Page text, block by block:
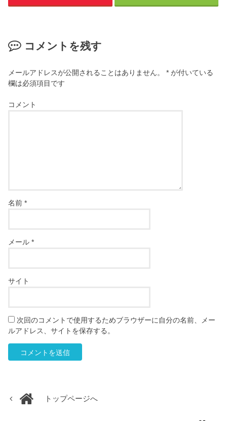
コメントを残す
メールアドレスが公開されることはありません。 * が付いている
欄は必須項目です
コメント
名前*
メール*
サイト
次回のコメントで使用するためブラウザーに自分の名前、メー
ルアドレス、サイトを保存する。
トップページへ